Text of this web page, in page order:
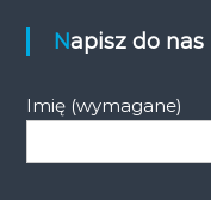
Napisz do nas
Imię (wymagane)